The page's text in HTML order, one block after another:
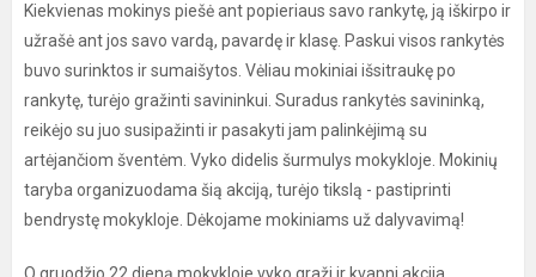
Kiekvienas mokinys piešė ant popieriaus savo rankytę, ją iškirpo ir
užrašė ant jos savo vardą, pavardę ir klasę. Paskui visos rankytės
buvo surinktos ir sumaišytos. Vėliau mokiniai išsitraukę po
rankytę, turėjo gražinti savininkui. Suradus rankytės savininką,
reikėjo su juo susipažinti ir pasakyti jam palinkėjimą su
artėjančiom šventėm. Vyko didelis šurmulys mokykloje. Mokinių
taryba organizuodama šią akciją, turėjo tikslą - pastiprinti
bendrystę mokykloje. Dėkojame mokiniams už dalyvavimą!